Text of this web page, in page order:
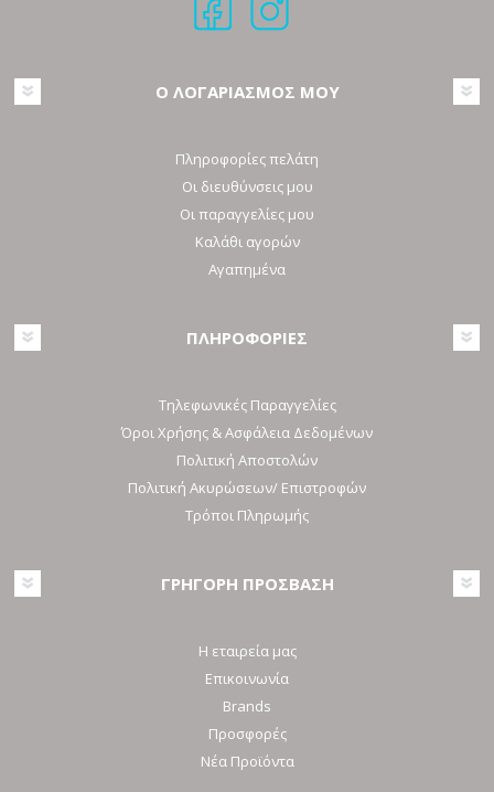
Ο ΛΟΓΑΡΙΑΣΜΟΣ ΜΟΥ
Πληροφορίες πελάτη
Οι διευθύνσεις μου
Οι παραγγελίες μου
Καλάθι αγορών
Αγαπημένα
ΠΛΗΡΟΦΟΡΙΕΣ
Τηλεφωνικές Παραγγελίες
Όροι Χρήσης & Ασφάλεια Δεδομένων
Πολιτική Αποστολών
Πολιτική Ακυρώσεων/ Επιστροφών
Τρόποι Πληρωμής
ΓΡΗΓΟΡΗ ΠΡΟΣΒΑΣΗ
Η εταιρεία μας
Επικοινωνία
Brands
Προσφορές
Νέα Προϊόντα